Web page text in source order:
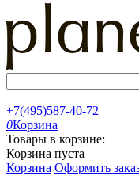
+7(495)587-40-72
0Корзина
Товары в корзине:
Корзина пуста
Корзина Оформить